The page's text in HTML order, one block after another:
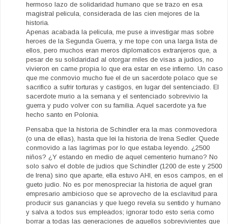
hermoso lazo de solidaridad humano que se trazo en esa
magistral pelicula, considerada de las cien mejores de la
historia.
Apenas acabada la pelicula, me puse a investigar mas sobre
heroes de la Segunda Guerra, y me tope con una larga lista de
ellos, pero muchos eran meros diplomaticos extranjeros que, a
pesar de su solidaridad al otorgar miles de visas a judios, no
vivieron en carne propia lo que era estar en ese infierno. Un caso
que me conmovio mucho fue el de un sacerdote polaco que se
sacrifico a sufrir torturas y castigos, en lugar del sentenciado. El
sacerdote murio a la semana y el sentenciado sobrevivio la
guerra y pudo volver con su familia. Aquel sacerdote ya fue
hecho santo en Polonia.
Pensaba que la historia de Schindler era la mas conmovedora
(o una de ellas), hasta que lei la historia de Irena Sedler. Quede
conmovido a las lagrimas por lo que estaba leyendo. ¿2500
niños? ¿Y estando en medio de aquel cementerio humano? No
solo salvo el doble de judios que Schindler (1200 de este y 2500
de Irena) sino que aparte, ella estuvo AHI, en esos campos, en el
gueto judio. No es por menospreciar la historia de aquel gran
empresario ambicioso que se aprovecho de la esclavitud para
producir sus ganancias y que luego revela su sentido y humano
y salva a todos sus empleados; ignorar todo esto seria como
borrar a todas las generaciones de aquellos sobrevivientes que